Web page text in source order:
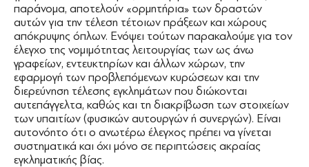
παράνομα, αποτελούν «ορμητήρια» των δραστών
αυτών για την τέλεση τέτοιων πράξεων και χώρους
απόκρυψης όπλων. Ενόψει τούτων παρακαλούμε για τον
έλεγχο της νομιμότητας λειτουργίας των ως άνω
γραφείων, εντευκτηρίων και άλλων χώρων, την
εφαρμογή των προβλεπόμενων κυρώσεων και την
διερεύνηση τέλεσης εγκλημάτων που διώκονται
αυτεπάγγελτα, καθώς και τη διακρίβωση των στοιχείων
των υπαιτίων (φυσικών αυτουργών ή συνεργών). Είναι
αυτονόητο ότι ο ανωτέρω έλεγχος πρέπει να γίνεται
συστηματικά και όχι μόνο σε περιπτώσεις ακραίας
εγκληματικής βίας.